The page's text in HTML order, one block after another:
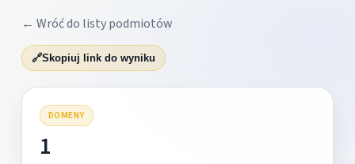
← Wróć do listy podmiotów
🔗Skopiuj link do wyniku
DOMENY
1